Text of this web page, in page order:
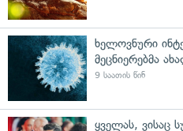
ხელოვნური
მეცნიერებმა
9 საათის წინ
ყველას, ვისაც